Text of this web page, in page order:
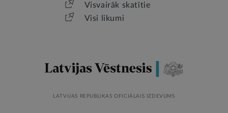
Visvairāk skatītie
Visi likumi
LATVIJAS REPUBLIKAS OFICIĀLAIS IZDEVUMS